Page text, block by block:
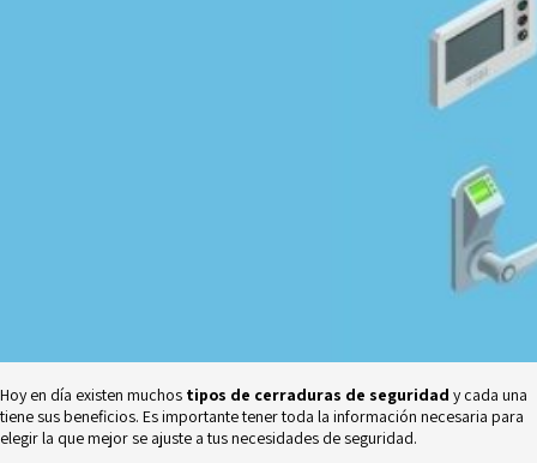
Hoy en día existen muchos tipos de cerraduras de seguridad y cada una
tiene sus beneficios. Es importante tener toda la información necesaria para
elegir la que mejor se ajuste a tus necesidades de seguridad.